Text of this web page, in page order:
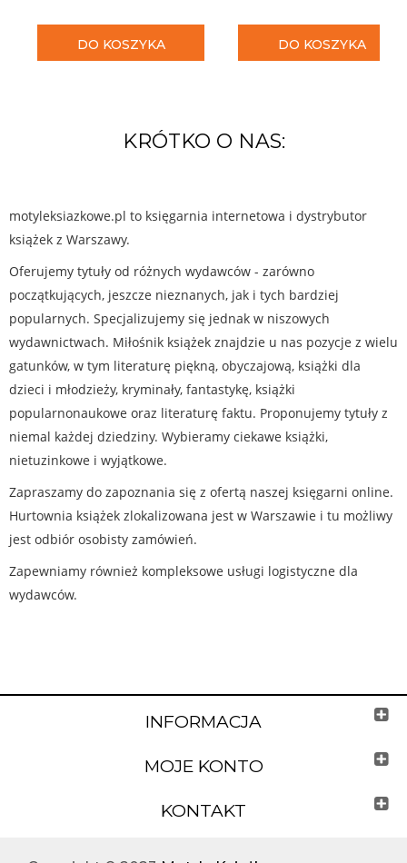
DO KOSZYKA DO KOSZYKA
KRÓTKO O NAS:
motyleksiazkowe.pl to księgarnia internetowa i dystrybutor
książek z Warszawy.
Oferujemy tytuły od różnych wydawców - zarówno
początkujących, jeszcze nieznanych, jak i tych bardziej
popularnych. Specjalizujemy się jednak w niszowych
wydawnictwach. Miłośnik książek znajdzie u nas pozycje z wielu
gatunków, w tym literaturę piękną, obyczajową, książki dla
dzieci i młodzieży, kryminały, fantastykę, książki
popularnonaukowe oraz literaturę faktu. Proponujemy tytuły z
niemal każdej dziedziny. Wybieramy ciekawe książki,
nietuzinkowe i wyjątkowe.
Zapraszamy do zapoznania się z ofertą naszej księgarni online.
Hurtownia książek zlokalizowana jest w Warszawie i tu możliwy
jest odbiór osobisty zamówień.
Zapewniamy również kompleksowe usługi logistyczne dla
wydawców.
INFORMACJA
MOJE KONTO
KONTAKT